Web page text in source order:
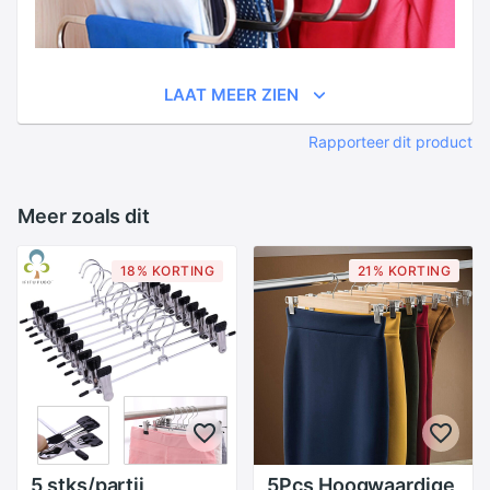
LAAT MEER ZIEN
Rapporteer dit product
Meer zoals dit
18% KORTING
5 stks/partij
21% KORTING
5Pcs Hoogwaardige